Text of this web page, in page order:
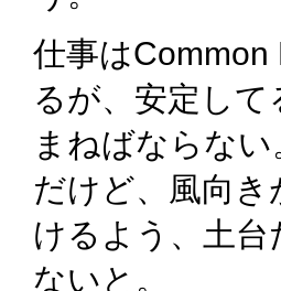
仕事は
るが、安定し
まねばならな
だけど、風向
けるよう、土
ないと。